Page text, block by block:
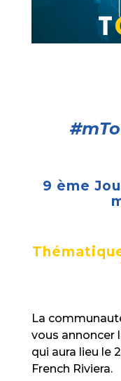
9 ème
La
vous annoncer
qui aura lieu le
French Riviera.